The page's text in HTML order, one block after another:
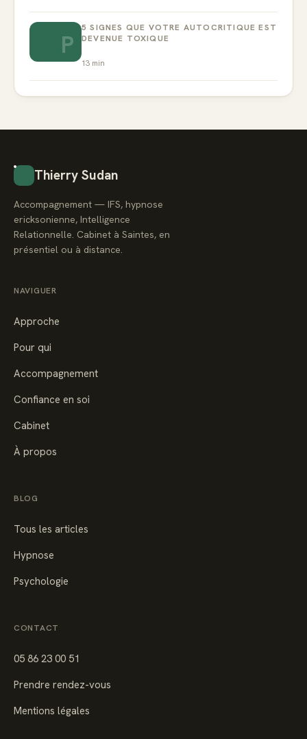
P
5 SIGNES QUE VOTRE AUTOCRITIQUE EST
DEVENUE TOXIQUE
13 min
Thierry Sudan
Accompagnement — IFS, hypnose
ericksonienne, Intelligence
Relationnelle. Cabinet à Saintes, en
présentiel ou à distance.
NAVIGUER
Approche
Pour qui
Accompagnement
Confiance en soi
Cabinet
À propos
BLOG
Tous les articles
Hypnose
Psychologie
CONTACT
05 86 23 00 51
Prendre rendez-vous
Mentions légales